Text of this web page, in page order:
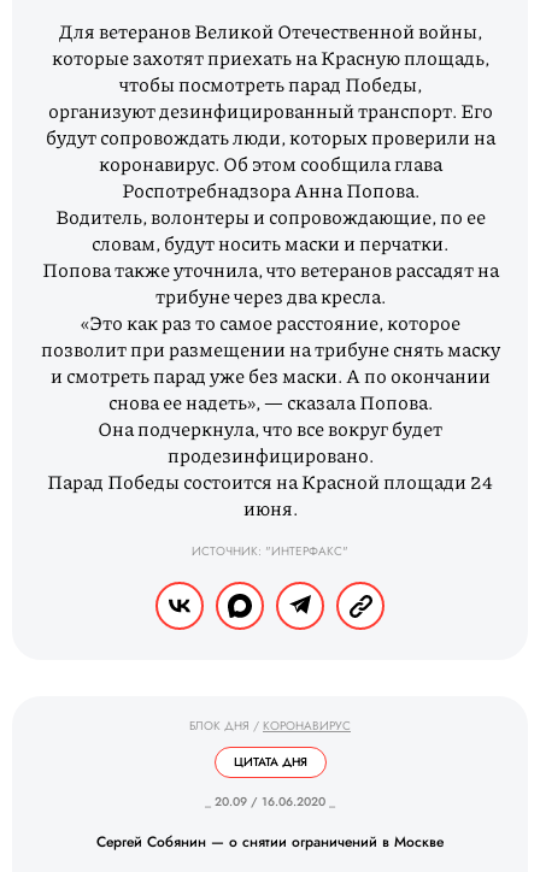
Для ветеранов Великой Отечественной войны,
которые захотят приехать на Красную площадь,
чтобы посмотреть парад Победы,
организуют дезинфицированный транспорт. Его
будут сопровождать люди, которых проверили на
коронавирус. Об этом сообщила глава
Роспотребнадзора Анна Попова.
Водитель, волонтеры и сопровождающие, по ее
словам, будут носить маски и перчатки.
Попова также уточнила, что ветеранов рассадят на
трибуне через два кресла.
«Это как раз то самое расстояние, которое
позволит при размещении на трибуне снять маску
и смотреть парад уже без маски. А по окончании
снова ее надеть», — сказала Попова.
Она подчеркнула, что все вокруг будет
продезинфицировано.
Парад Победы состоится на Красной площади 24
июня.
ИСТОЧНИК: "ИНТЕРФАКС"
БЛОК ДНЯ / КОРОНАВИРУС
ЦИТАТА ДНЯ
_ 20.09 / 16.06.2020 _
Сергей Собянин — о снятии ограничений в Москве